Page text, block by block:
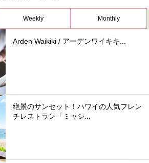
Weekly Monthly
Arden Waikiki / アーデンワイキキ...
絶景のサンセット！ハワイの人気フレン
チレストラン「ミッシ...